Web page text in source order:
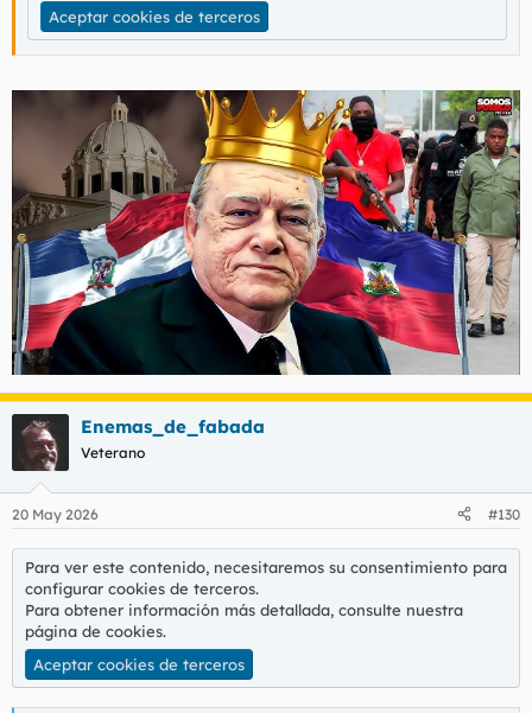
Aceptar cookies de terceros
Enemas_de_fabada
Veterano
20 May 2026 #130
Para ver este contenido, necesitaremos su consentimiento para
configurar cookies de terceros.
Para obtener información más detallada, consulte nuestra
página de cookies.
Aceptar cookies de terceros